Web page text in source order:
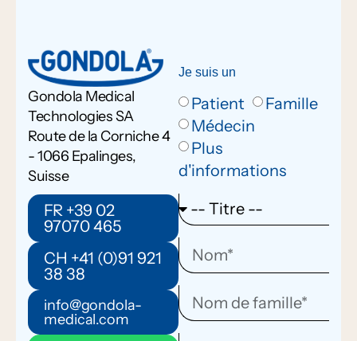
Gondola Medical
Technologies SA
Route de la Corniche 4
- 1066 Epalinges,
Suisse
FR +39 02
97070 465
CH +41 (0)91 921
38 38
info@gondola-
medical.com
Je suis un
Patient
Famille
Médecin
Plus
d'informations